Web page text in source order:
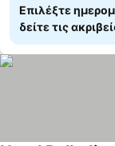
Επιλέξτε
δείτε τις